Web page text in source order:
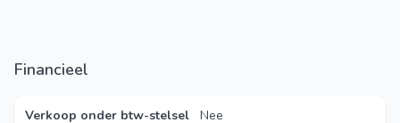
Financieel
Verkoop onder btw-stelsel Nee